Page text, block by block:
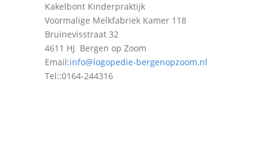
Kakelbont Kinderpraktijk
Voormalige Melkfabriek Kamer 118
Bruinevisstraat 32
4611 HJ Bergen op Zoom
Email:info@logopedie-bergenopzoom.nl
Tel::0164-244316